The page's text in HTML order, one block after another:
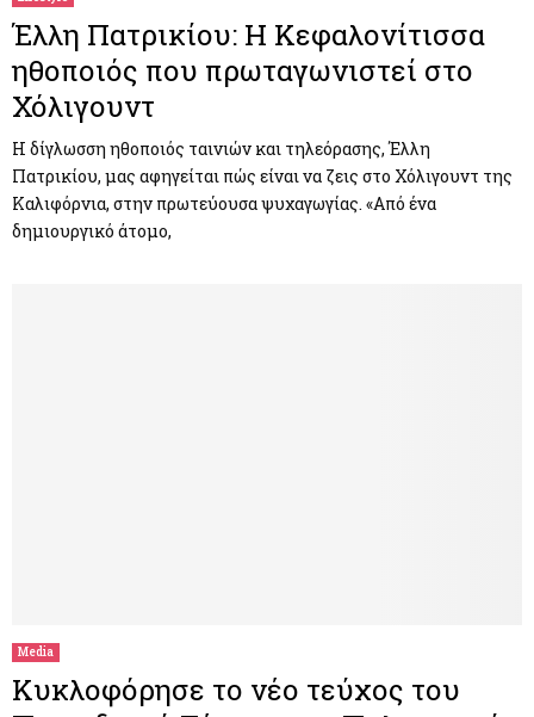
Έλλη Πατρικίου: Η Κεφαλονίτισσα
ηθοποιός που πρωταγωνιστεί στο
Χόλιγουντ
Η δίγλωσση ηθοποιός ταινιών και τηλεόρασης, Έλλη
Πατρικίου, μας αφηγείται πώς είναι να ζεις στο Χόλιγουντ της
Καλιφόρνια, στην πρωτεύουσα ψυχαγωγίας. «Από ένα
δημιουργικό άτομο,
Media
Κυκλοφόρησε το νέο τεύχος του